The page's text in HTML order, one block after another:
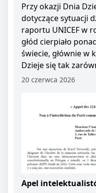
Przy okazji Dnia
dotyczące sytuacji
raportu UNICEF w
głód cierpiało
świecie, głównie w
Dzieje się tak
20 czerwca 2026
Apel